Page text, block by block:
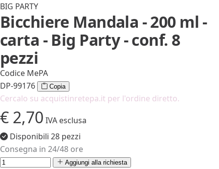
BIG PARTY
Bicchiere Mandala - 200 ml -
carta - Big Party - conf. 8
pezzi
Codice MePA
DP-99176
Copia
Cercalo su acquistinretepa.it per l'ordine diretto.
€ 2,70 IVA esclusa
Disponibili 28 pezzi
Consegna in 24/48 ore
Aggiungi alla richiesta